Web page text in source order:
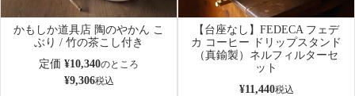
かもしか道具店 陶のやかん こ
ぶり / 竹の茶こし付き
定価 ¥10,340のところ
¥9,306税込
【台座なし】FEDECA フェデ
カ コーヒー ドリップスタンド
（真鍮製）ネルフィルターセ
ット
¥11,440税込